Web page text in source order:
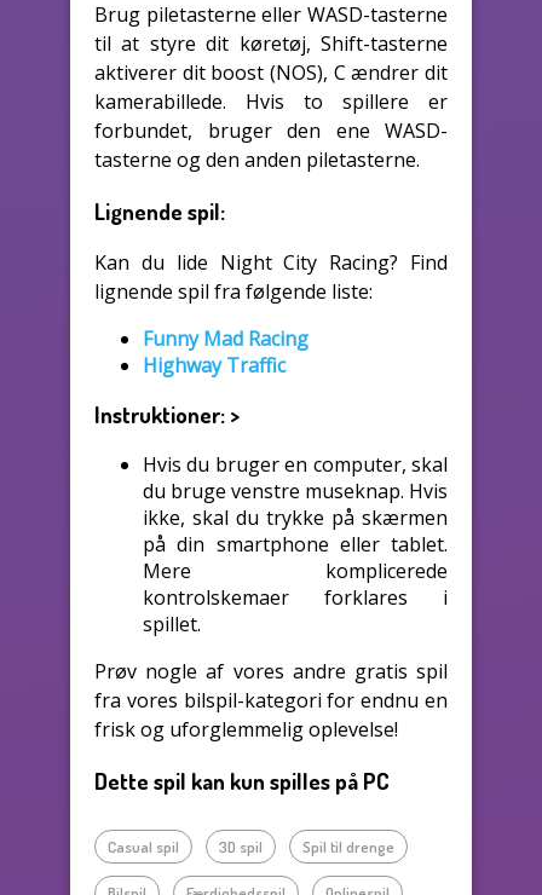
Brug piletasterne eller WASD-tasterne
til at styre dit køretøj, Shift-tasterne
aktiverer dit boost (NOS), C ændrer dit
kamerabillede. Hvis to spillere er
forbundet, bruger den ene WASD-
tasterne og den anden piletasterne.
Lignende spil:
Kan du lide Night City Racing? Find
lignende spil fra følgende liste:
Funny Mad Racing
Highway Traffic
Instruktioner: >
Hvis du bruger en computer, skal
du bruge venstre museknap. Hvis
ikke, skal du trykke på skærmen
på din smartphone eller tablet.
Mere komplicerede
kontrolskemaer forklares i
spillet.
Prøv nogle af vores andre gratis spil
fra vores bilspil-kategori for endnu en
frisk og uforglemmelig oplevelse!
Dette spil kan kun spilles på PC
Casual spil 3D spil Spil til drenge